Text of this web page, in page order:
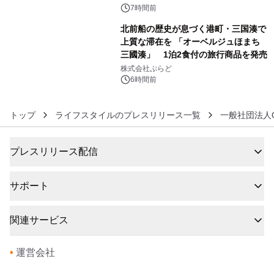
7時間前
北前船の歴史が息づく港町・三国湊で
上質な滞在を 「オーベルジュほまち
三國湊」 1泊2食付の旅行商品を発売
株式会社ぷらど
6時間前
トップ ライフスタイルのプレスリリース一覧 一般社団法人
プレスリリース配信
サポート
関連サービス
• 運営会社